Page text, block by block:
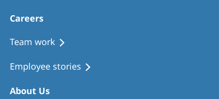
Careers
Team work
Employee stories
About Us